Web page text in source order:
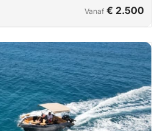
Vanaf € 2.500